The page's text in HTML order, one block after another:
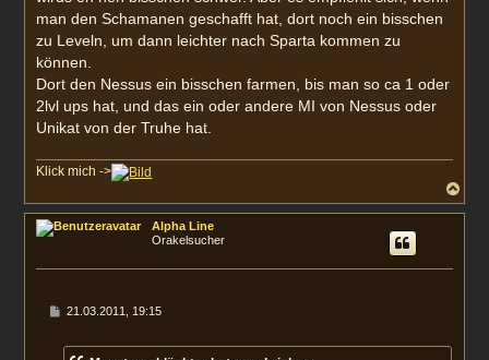
man den Schamanen geschafft hat, dort noch ein bisschen
zu Leveln, um dann leichter nach Sparta kommen zu
können.
Dort den Nessus ein bisschen farmen, bis man so ca 1 oder
2lvl ups hat, und das ein oder andere MI von Nessus oder
Unikat von der Truhe hat.
Klick mich ->
a
c
Alpha Line
Orakelsucher
B
t
21.03.2011, 19:15